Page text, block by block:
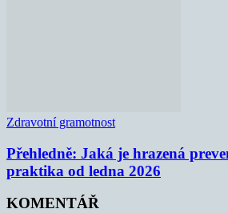
Zdravotní gramotnost
Přehledně: Jaká je hrazená
praktika od ledna 2026
KOMENTÁŘ